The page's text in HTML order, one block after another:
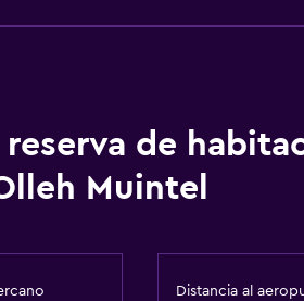
de
Muintel
Distancia al